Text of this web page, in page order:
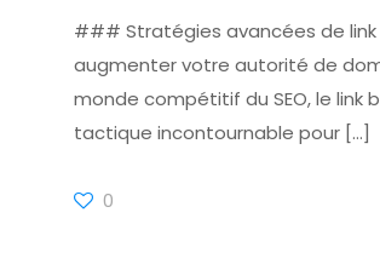
### Stratégies avancées de link
augmenter votre autorité de
monde compétitif du SEO, le link
tactique incontournable pour […]
0